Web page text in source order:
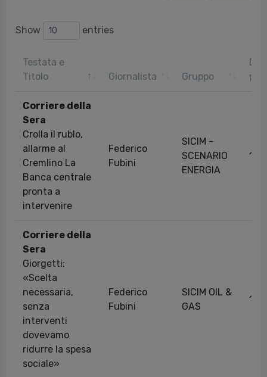
Show entries
Testata e
Titolo
Giornalista Gruppo
Corriere della
Sera
Crolla il rublo,
allarme al
Cremlino La
Banca centrale
pronta a
intervenire
Federico
Fubini
SICIM -
SCENARIO
ENERGIA
15/
Corriere della
Sera
Giorgetti:
«Scelta
necessaria,
senza
interventi
dovevamo
ridurre la spesa
sociale»
Federico
Fubini
SICIM OIL &
GAS
18/